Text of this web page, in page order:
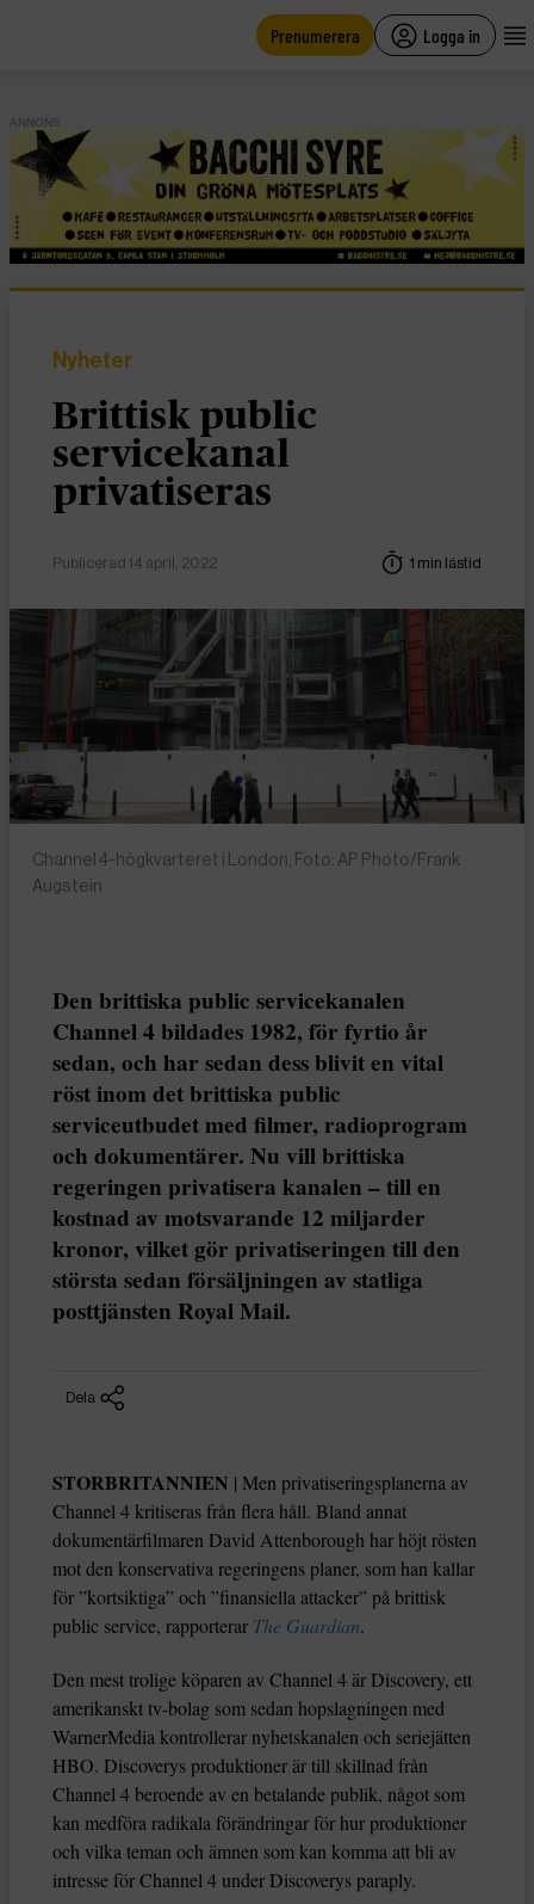
Prenumerera Logga in
ANNONS
Nyheter
Brittisk public
servicekanal
privatiseras
Publicerad 14 april, 2022 1 min lästid
Channel 4-högkvarteret i London, Foto: AP Photo/Frank
Augstein
Den brittiska public servicekanalen
Channel 4 bildades 1982, för fyrtio år
sedan, och har sedan dess blivit en vital
röst inom det brittiska public
serviceutbudet med filmer, radioprogram
och dokumentärer. Nu vill brittiska
regeringen privatisera kanalen – till en
kostnad av motsvarande 12 miljarder
kronor, vilket gör privatiseringen till den
största sedan försäljningen av statliga
posttjänsten Royal Mail.
Dela
STORBRITANNIEN | Men privatiseringsplanerna av
Channel 4 kritiseras från flera håll. Bland annat
dokumentärfilmaren David Attenborough har höjt rösten
mot den konservativa regeringens planer, som han kallar
för ”kortsiktiga” och ”finansiella attacker” på brittisk
public service, rapporterar The Guardian.
Den mest trolige köparen av Channel 4 är Discovery, ett
amerikanskt tv-bolag som sedan hopslagningen med
WarnerMedia kontrollerar nyhetskanalen och seriejätten
HBO. Discoverys produktioner är till skillnad från
Channel 4 beroende av en betalande publik, något som
kan medföra radikala förändringar för hur produktioner
och vilka teman och ämnen som kan komma att bli av
intresse för Channel 4 under Discoverys paraply.